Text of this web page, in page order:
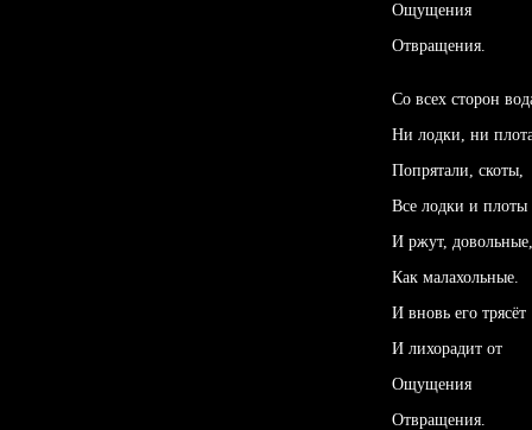
Ощущения
Отвращения.
Со всех сторон
Ни лодки, ни
Попрятали, скоты,
Все лодки и плоты
И ржут, довольные,
Как малахольные.
И вновь его трясёт
И лихорадит от
Ощущения
Отвращения.